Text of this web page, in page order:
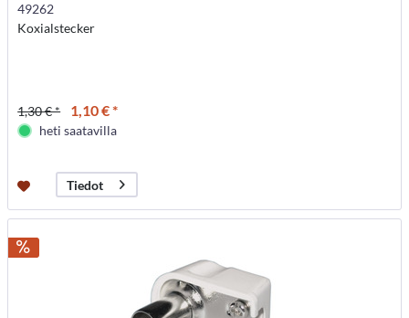
49262
Koxialstecker
1,30 € * 1,10 € *
heti saatavilla
Tiedot